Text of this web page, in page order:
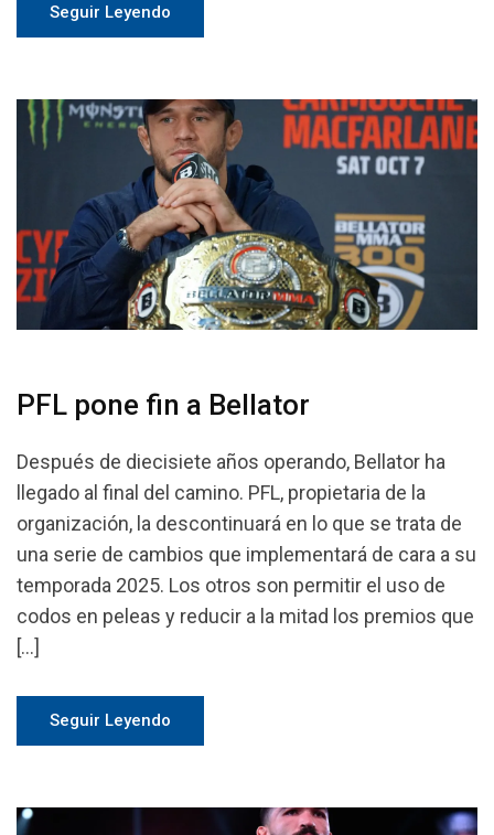
Seguir Leyendo
PFL pone fin a Bellator
Después de diecisiete años operando, Bellator ha
llegado al final del camino. PFL, propietaria de la
organización, la descontinuará en lo que se trata de
una serie de cambios que implementará de cara a su
temporada 2025. Los otros son permitir el uso de
codos en peleas y reducir a la mitad los premios que
[…]
Seguir Leyendo